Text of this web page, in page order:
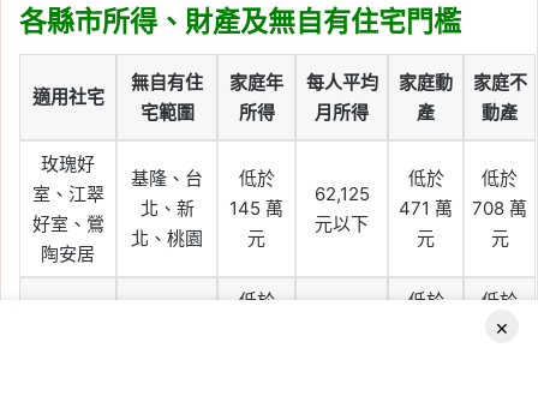
各縣市所得、財產及無自有住宅門檻
適用社宅
無自有住
宅範圍
家庭年
所得
每人平均
月所得
家庭動
產
家庭不
動產
玫瑰好
室、江翠
好室、鶯
陶安居
基隆、台
北、新
北、桃園
低於
145 萬
元
62,125
元以下
低於
471 萬
元
低於
708 萬
元
低於
低於
低於
578 萬
×